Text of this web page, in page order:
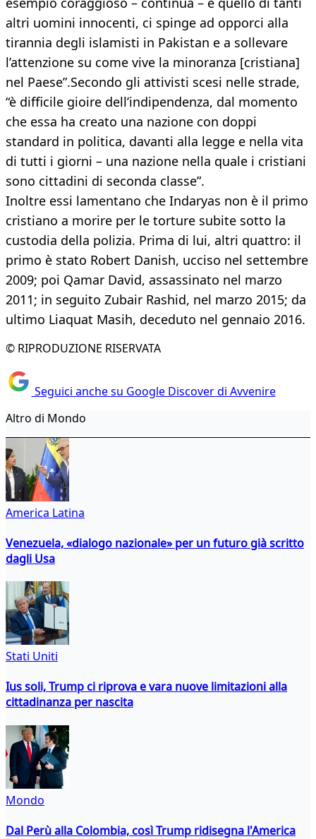
altri uomini innocenti, ci spinge ad opporci alla
tirannia degli islamisti in Pakistan e a sollevare
l’attenzione su come vive la minoranza [cristiana]
nel Paese”.Secondo gli attivisti scesi nelle strade,
“è difficile gioire dell’indipendenza, dal momento
che essa ha creato una nazione con doppi
standard in politica, davanti alla legge e nella vita
di tutti i giorni – una nazione nella quale i cristiani
sono cittadini di seconda classe”.
Inoltre essi lamentano che Indaryas non è il primo
cristiano a morire per le torture subite sotto la
custodia della polizia. Prima di lui, altri quattro: il
primo è stato Robert Danish, ucciso nel settembre
2009; poi Qamar David, assassinato nel marzo
2011; in seguito Zubair Rashid, nel marzo 2015; da
ultimo Liaquat Masih, deceduto nel gennaio 2016.
© RIPRODUZIONE RISERVATA
Seguici anche su Google Discover di Avvenire
Altro di Mondo
America Latina
Venezuela, «dialogo nazionale» per un futuro già scritto
dagli Usa
Stati Uniti
Ius soli, Trump ci riprova e vara nuove limitazioni alla
cittadinanza per nascita
Mondo
Dal Perù alla Colombia, così Trump ridisegna l'America